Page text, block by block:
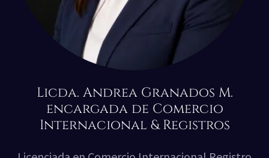
Licda. Andrea Granados M.
encargada de Comercio
Internacional & Registros